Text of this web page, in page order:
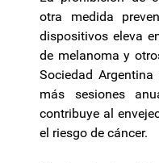
otra medida
dispositivos eleva
de melanoma y
Sociedad
más sesiones
contribuye al
el riesgo de cáncer.